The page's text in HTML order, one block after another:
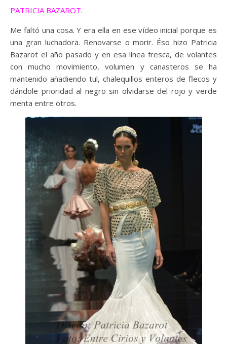
PATRICIA BAZAROT.
Me faltó una cosa. Y era ella en ese vídeo inicial porque es
una gran luchadora. Renovarse o morir. Éso hizo Patricia
Bazarot el año pasado y en esa línea fresca, de volantes
con mucho movimiento, volumen y canasteros se ha
mantenido añadiendo tul, chalequillos enteros de flecos y
dándole prioridad al negro sin olvidarse del rojo y verde
menta entre otros.